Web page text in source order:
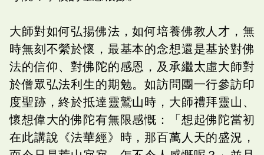
大師對如何弘揚佛法，如何培養佛教人才，無
時無刻不縈於懷，最基本的念想還是基於對佛
法的信仰、對佛陀的感恩，及承繼太虛大師對
於僧眾弘法利生的期勉。如訪問團一行參訪印
度聖跡，終於抵達靈鷲山時，大師禮拜靈山、
懷想偉大的佛陀有無限感慨：「想起佛陀當初
在此講說《法華經》時，那百萬人天的盛況，